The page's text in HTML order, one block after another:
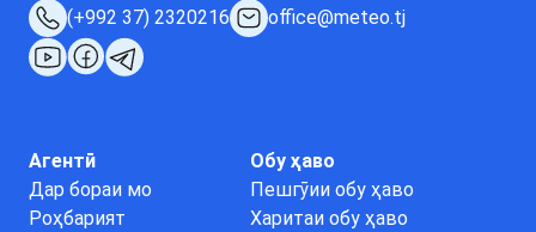
(+992 37) 2320216 office@meteo.tj
Агентӣ
Дар бораи мо
Роҳбарият
Обу ҳаво
Пешгӯии обу ҳаво
Харитаи обу ҳаво